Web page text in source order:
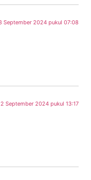
September 2024 pukul 07:08
September 2024 pukul 13:17